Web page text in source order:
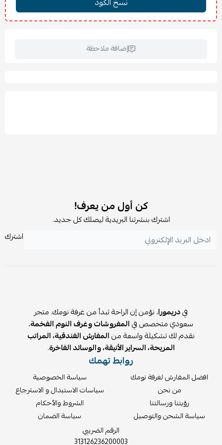
عرض القماش: 80 سم
عرض الرول: 85 سم
يمكن تركيبها داخل أو خارج تجويف النافذة أو بالسقف.
قابلة للقص والتعديل لتناسب النوافذ الأصغر.
سطح أملس مناسب للاستخدام كشاشة عرض للبروجكتر.
آلية سحب عملية لتحديد مستوى الستارة بسهولة.
إضافة ملاحظة
كن أول من يعرف!
اشترك بنشرتنا البريدية ليصلك كل جديد.
اشترك
فيدريمورا، نؤمن إن الراحة تبدأ من غرفة نومك. متجر
سعودي متخصص فيالمفروشات وغرف النوم الفخمة،
نقدم لك تشكيلة واسعة منالمفارش الفندقية، المراتب
المريحة، السراير الأنيقة، والوسائد الفاخرة.
روابط تهمك
افضل المفارش لغرفة نومك
من نحن
رؤيتنا ورسالتنا
سياسة الشحن والتوصيل
سياسة الخصوصية
سياسات الاستبدال و الاسترجاع
الشروط والأحكام
سياسة الضمان
الرقم الضريبي
313126236200003